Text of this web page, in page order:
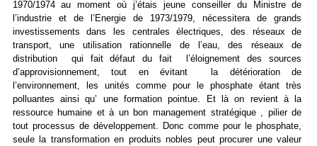
1970/1974 au moment où j’étais jeune conseiller du Ministre de
l’industrie et de l’Energie de 1973/1979, nécessitera de grands
investissements dans les centrales électriques, des réseaux de
transport, une utilisation rationnelle de l’eau, des réseaux de
distribution qui fait défaut du fait l’éloignement des sources
d’approvisionnement, tout en évitant la détérioration de
l’environnement, les unités comme pour le phosphate étant très
polluantes ainsi qu’ une formation pointue. Et là on revient à la
ressource humaine et à un bon management stratégique , pilier de
tout processus de développement. Donc comme pour le phosphate,
seule la transformation en produits nobles peut procurer une valeur